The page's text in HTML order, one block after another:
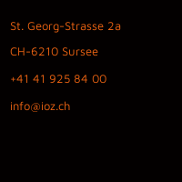
St. Georg-Strasse 2a
CH-6210 Sursee
+41 41 925 84 00
info@ioz.ch